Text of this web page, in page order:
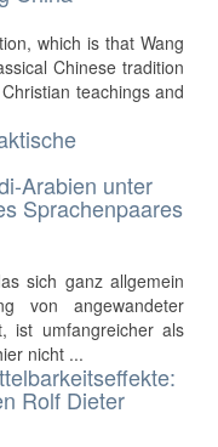
which is that Wang
Chinese tradition
teachings and
Arabien unter
Sprachenpaares
sich ganz allgemein
von angewandeter
ist umfangreicher als
nicht ...
Rolf Dieter